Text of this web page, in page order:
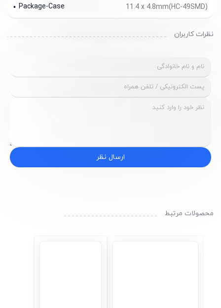
11.4 x 4.8mm(HC-49SMD)
Package-Case
نظرات کاربران
ارسال نظر
محصولات مرتبط